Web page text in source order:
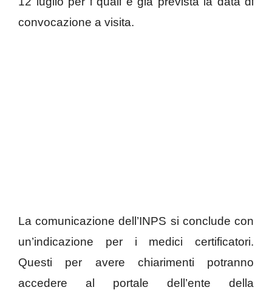
convocazione a visita.
La comunicazione dell’INPS si conclude con
un’indicazione per i medici certificatori.
Questi per avere chiarimenti potranno
accedere al portale dell’ente della